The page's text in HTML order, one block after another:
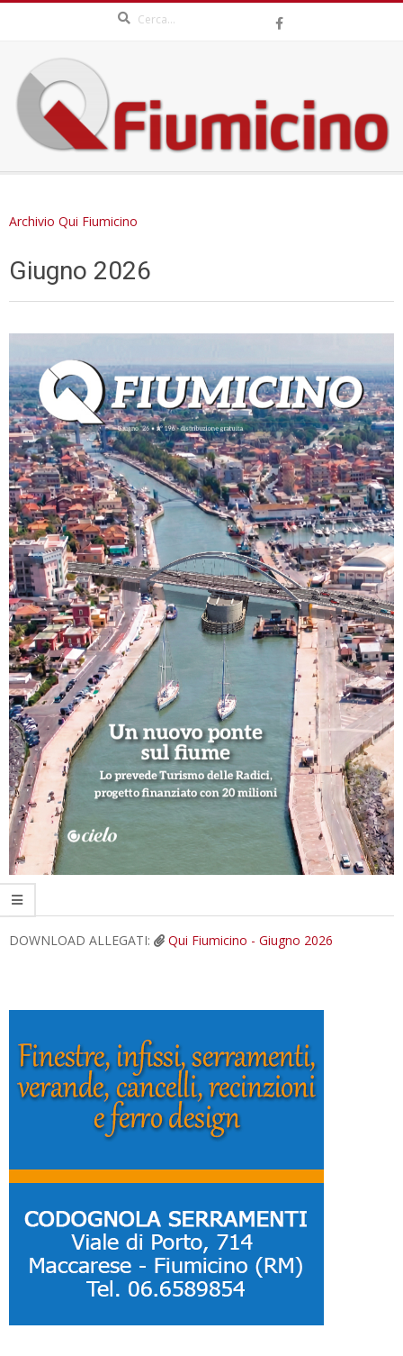
content
QFIUMICINO.COM
Menu
Archivio Qui Fiumicino
Giugno 2026
06-
DOWNLOAD ALLEGATI: Qui Fiumicino - Giugno 2026